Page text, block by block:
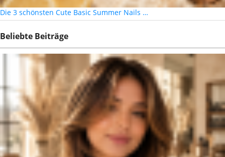
Die 3 schönsten Cute Basic Summer Nails …
Beliebte Beiträge